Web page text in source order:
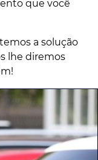
que você
a solução
lhe diremos